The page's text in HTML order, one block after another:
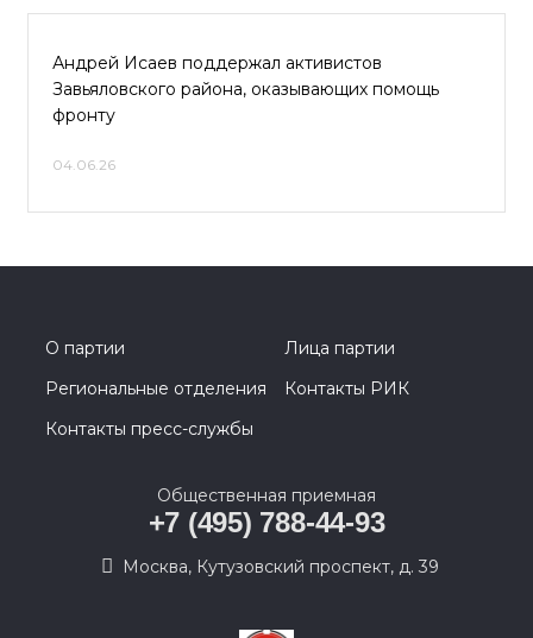
Андрей Исаев поддержал активистов
Завьяловского района, оказывающих помощь
фронту
04.06.26
О партии
Лица партии
Региональные отделения
Контакты РИК
Контакты пресс-службы
Общественная приемная
+7 (495) 788-44-93
Москва, Кутузовский проспект, д. 39